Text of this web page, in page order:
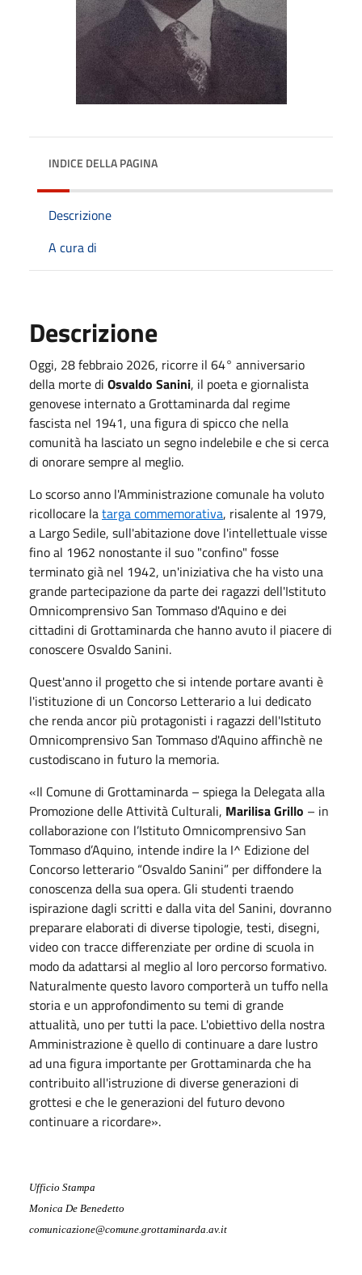
INDICE DELLA PAGINA
Descrizione
A cura di
Descrizione
Oggi, 28 febbraio 2026, ricorre il 64° anniversario
della morte di Osvaldo Sanini, il poeta e giornalista
genovese internato a Grottaminarda dal regime
fascista nel 1941, una figura di spicco che nella
comunità ha lasciato un segno indelebile e che si cerca
di onorare sempre al meglio.
Lo scorso anno l'Amministrazione comunale ha voluto
ricollocare latarga commemorativa, risalente al 1979,
a Largo Sedile, sull'abitazione dove l'intellettuale visse
fino al 1962 nonostante il suo "confino" fosse
terminato già nel 1942, un'iniziativa che ha visto una
grande partecipazione da parte dei ragazzi dell'Istituto
Omnicomprensivo San Tommaso d'Aquino e dei
cittadini di Grottaminarda che hanno avuto il piacere di
conoscere Osvaldo Sanini.
Quest'anno il progetto che si intende portare avanti è
l'istituzione di un Concorso Letterario a lui dedicato
che renda ancor più protagonisti i ragazzi dell'Istituto
Omnicomprensivo San Tommaso d'Aquino affinchè ne
custodiscano in futuro la memoria.
«Il Comune di Grottaminarda – spiega la Delegata alla
Promozione delle Attività Culturali, Marilisa Grillo – in
collaborazione con l’Istituto Omnicomprensivo San
Tommaso d’Aquino, intende indire la I^ Edizione del
Concorso letterario “Osvaldo Sanini” per diffondere la
conoscenza della sua opera. Gli studenti traendo
ispirazione dagli scritti e dalla vita del Sanini, dovranno
preparare elaborati di diverse tipologie, testi, disegni,
video con tracce differenziate per ordine di scuola in
modo da adattarsi al meglio al loro percorso formativo.
Naturalmente questo lavoro comporterà un tuffo nella
storia e un approfondimento su temi di grande
attualità, uno per tutti la pace. L'obiettivo della nostra
Amministrazione è quello di continuare a dare lustro
ad una figura importante per Grottaminarda che ha
contribuito all'istruzione di diverse generazioni di
grottesi e che le generazioni del futuro devono
continuare a ricordare».
Ufficio Stampa
Monica De Benedetto
comunicazione@comune.grottaminarda.av.it